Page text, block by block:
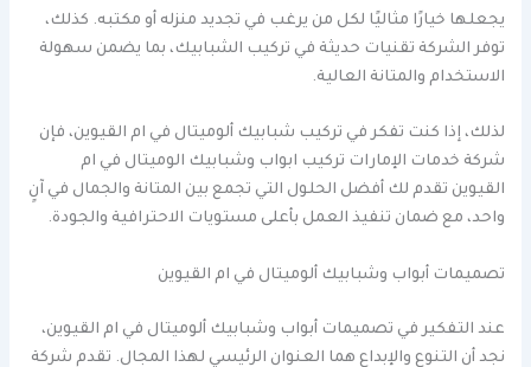
يجعلها خيارًا مثاليًا لكل من يرغب في تجديد منزله أو مكتبه. كذلك،
توفر الشركة تقنيات حديثة في تركيب الشبابيك، بما يضمن سهولة
الاستخدام والمتانة العالية.
لذلك، إذا كنت تفكر في تركيب شبابيك ألوميتال في ام القيوين، فإن
شركة خدمات الإمارات تركيب ابواب وشبابيك الوميتال في ام
القيوين تقدم لك أفضل الحلول التي تجمع بين المتانة والجمال في آنٍ
واحد، مع ضمان تنفيذ العمل بأعلى مستويات الاحترافية والجودة.
تصميمات أبواب وشبابيك ألوميتال في ام القيوين
عند التفكير في تصميمات أبواب وشبابيك ألوميتال في ام القيوين،
نجد أن التنوع والإبداع هما العنوان الرئيسي لهذا المجال. تقدم شركة